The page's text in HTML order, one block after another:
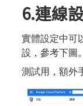
6.連線
實體設定中可
設，參考下圖
測試⽤，額外